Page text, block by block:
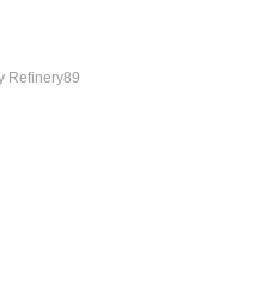
Refinery89